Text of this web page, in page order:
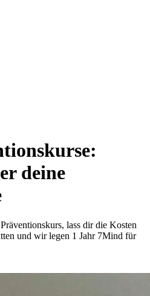
deine
lass dir die Kosten
und wir legen 1 Jahr 7Mind für